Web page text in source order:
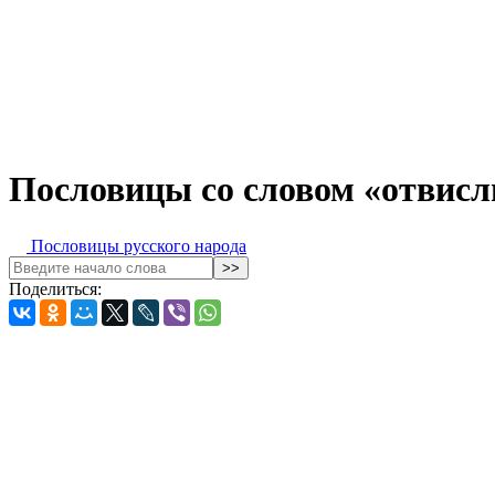
Пословицы со словом
Пословицы русского народа
Поделиться: